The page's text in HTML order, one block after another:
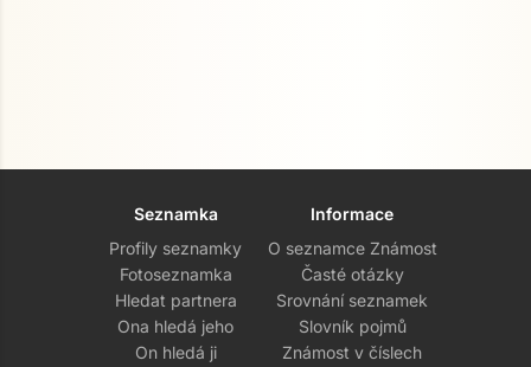
Seznamka
Profily seznamky
Fotoseznamka
Hledat partnera
Ona hledá jeho
On hledá ji
Informace
O seznamce Známost
Časté otázky
Srovnání seznamek
Slovník pojmů
Známost v číslech